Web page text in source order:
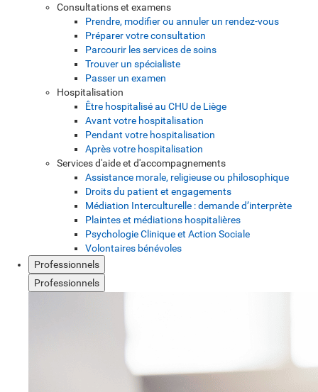
Consultations et examens
Prendre, modifier ou annuler un rendez-vous
Préparer votre consultation
Parcourir les services de soins
Trouver un spécialiste
Passer un examen
Hospitalisation
Être hospitalisé au CHU de Liège
Avant votre hospitalisation
Pendant votre hospitalisation
Après votre hospitalisation
Services d'aide et d'accompagnements
Assistance morale, religieuse ou philosophique
Droits du patient et engagements
Médiation Interculturelle : demande d’interprète
Plaintes et médiations hospitalières
Psychologie Clinique et Action Sociale
Volontaires bénévoles
Professionnels
Professionnels